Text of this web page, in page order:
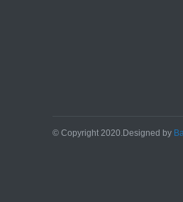
The
© Copyright 2020.Designed by